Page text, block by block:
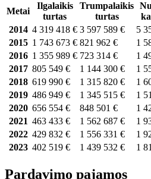
Metai
Ilgalaikis
turtas
Trumpalaikis
turtas
2014 4 319 418 € 3 597 589 € 5
2015 1 743 673 € 821 962 € 1
2016 1 355 989 € 723 314 € 1
2017 805 549 € 1 144 300 € 1
2018 619 990 € 1 315 820 € 1
2019 486 949 € 1 345 515 € 1
2020 656 554 € 848 501 € 1
2021 463 433 € 1 562 687 € 1
2022 429 832 € 1 556 331 € 1
2023 402 519 € 1 439 532 € 1
Pardavimo pajamos